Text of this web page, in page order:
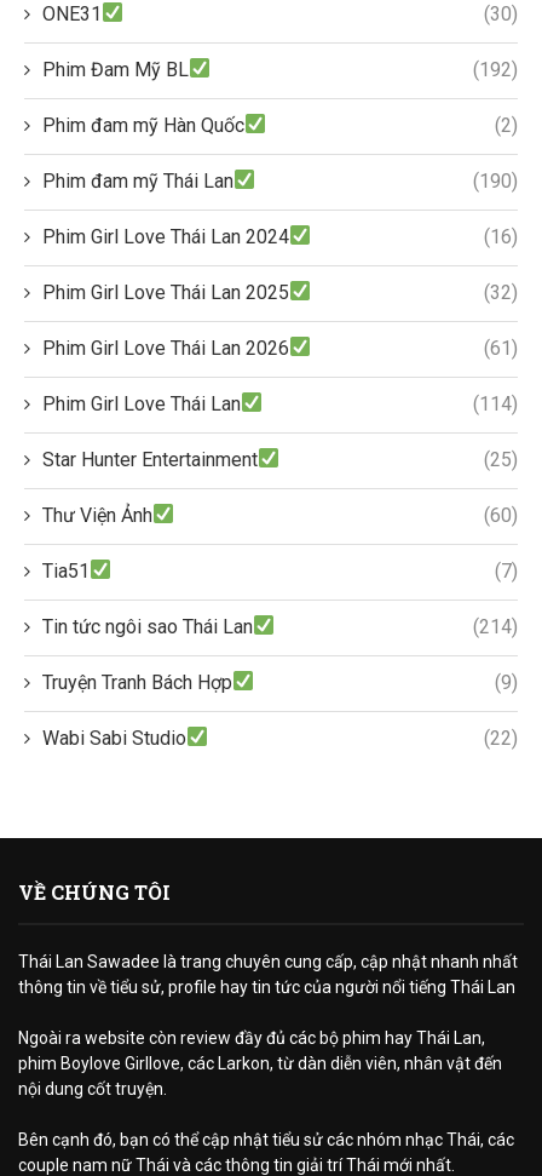
ONE31 (30)
Phim Đam Mỹ BL (192)
Phim đam mỹ Hàn Quốc (2)
Phim đam mỹ Thái Lan (190)
Phim Girl Love Thái Lan 2024 (16)
Phim Girl Love Thái Lan 2025 (32)
Phim Girl Love Thái Lan 2026 (61)
Phim Girl Love Thái Lan (114)
Star Hunter Entertainment (25)
Thư Viện Ảnh (60)
Tia51 (7)
Tin tức ngôi sao Thái Lan (214)
Truyện Tranh Bách Hợp (9)
Wabi Sabi Studio (22)
VỀ CHÚNG TÔI
Thái Lan Sawadee là trang chuyên cung cấp, cập nhật nhanh nhất
thông tin về tiểu sử, profile hay tin tức của người nổi tiếng Thái Lan
Ngoài ra website còn review đầy đủ các bộ phim hay Thái Lan,
phim Boylove Girllove, các Larkon, từ dàn diễn viên, nhân vật đến
nội dung cốt truyện.
Bên cạnh đó, bạn có thể cập nhật tiểu sử các nhóm nhạc Thái, các
couple nam nữ Thái và các thông tin giải trí Thái mới nhất.